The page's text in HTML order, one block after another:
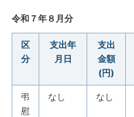
令和７年８月分
区
分
支出年
月日
支出
金額
(円)
弔
慰
なし なし